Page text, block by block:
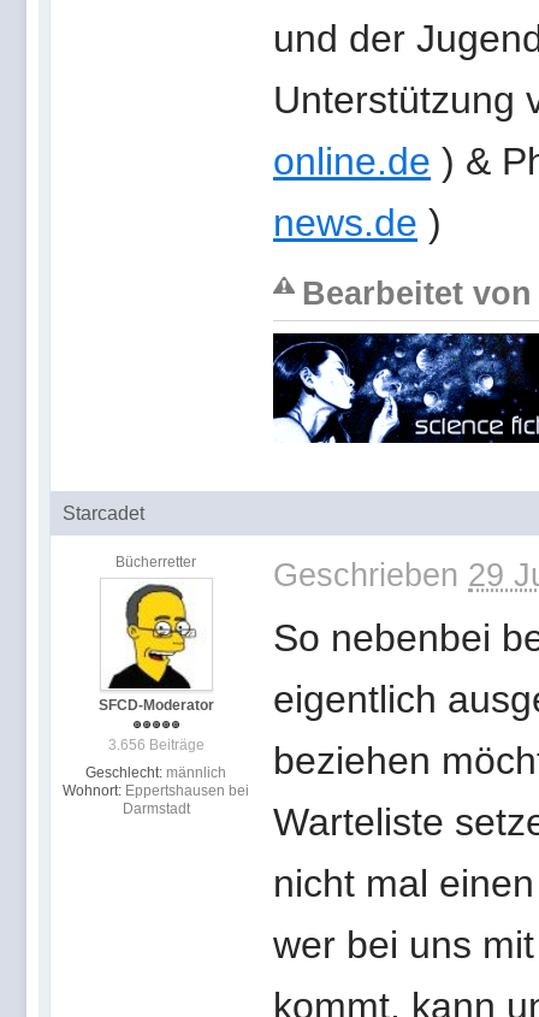
und der
Unterstützung
online.de ) &
news.de )
Bearbeitet von
Starcadet
Bücherretter
SFCD-Moderator
3.656 Beiträge
Geschlecht: männlich
Wohnort: Eppertshausen bei
Darmstadt
Geschrieben 29
So nebenbei
eigentlich
beziehen
Warteliste
nicht mal
wer bei uns
kommt, kann